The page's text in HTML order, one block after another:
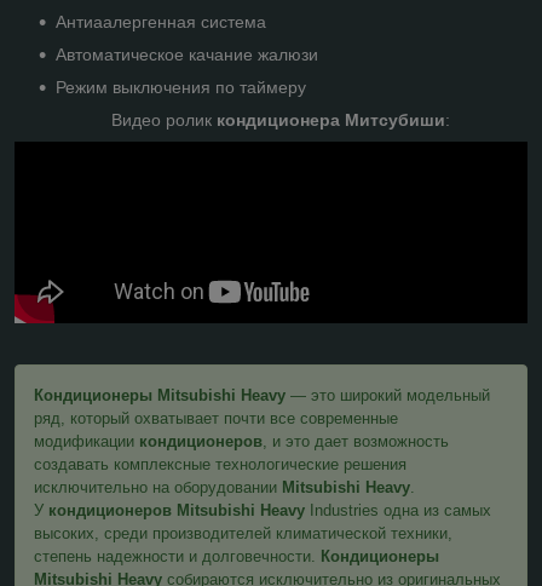
Антиаалергенная система
Автоматическое качание жалюзи
Режим выключения по таймеру
Видео ролик кондиционера Митсубиши:
Кондиционеры Mitsubishi Heavy — это широкий модельный
ряд, который охватывает почти все современные
модификации кондиционеров , и это дает возможность
создавать комплексные технологические решения
исключительно на оборудовании Mitsubishi Heavy
У кондиционеров Mitsubishi Heavy Industries одна из самых
высоких, среди производителей климатической техники,
степень надежности и долговечности.
Кондиционеры
Mitsubishi Heavy собираются исключительно из оригинальных